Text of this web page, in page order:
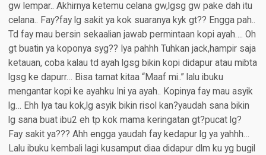
gw lempar.. Akhirnya ketemu celana gw,lgsg gw pake dah itu
celana.. Fay?fay lg sakit ya kok suaranya kyk gt?? Engga pah..
Td fay mau bersin sekaalian jawab permintaan kopi ayah…. Oh
gt buatin ya koponya syg?? Iya pahhh Tuhkan jack,hampir saja
ketauan, coba kalau td ayah lgsg bikin kopi didapur atau mibta
lgsg ke dapurr… Bisa tamat kitaa “Maaf mi..” lalu ibuku
mengantar kopi ke ayahku Ini ya ayah.. Kopinya fay mau asyik
lg… Ehh Iya tau kok,lg asyik bikin risol kan?yaudah sana bikin
lg sana buat ibu2 eh tp kok mama keringatan gt?pucat lg?
Fay sakit ya??? Ahh engga yaudah fay kedapur lg ya yahhh…
Lalu ibuku kembali lagi kusamput diaa didapur dlm ku yg bugil